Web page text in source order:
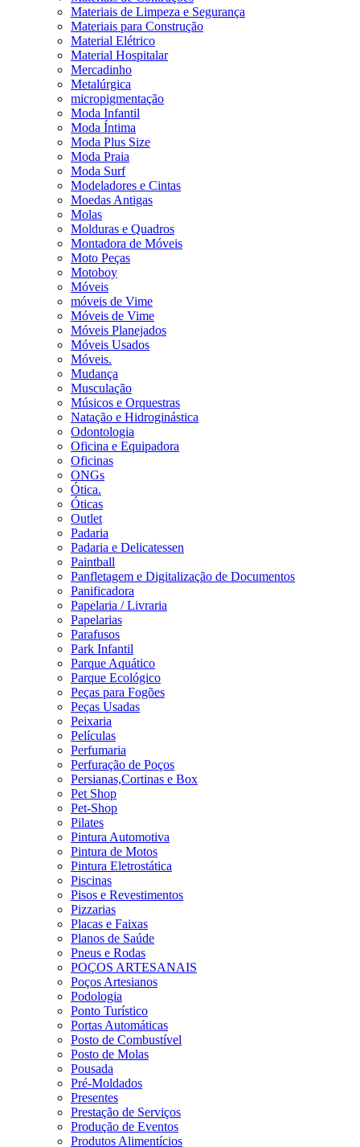
Materiais de Limpeza e Segurança
Materiais para Construção
Material Elétrico
Material Hospitalar
Mercadinho
Metalúrgica
micropigmentação
Moda Infantil
Moda Íntima
Moda Plus Size
Moda Praia
Moda Surf
Modeladores e Cintas
Moedas Antigas
Molas
Molduras e Quadros
Montadora de Móveis
Moto Peças
Motoboy
Móveis
móveis de Vime
Móveis de Vime
Móveis Planejados
Móveis Usados
Móveis.
Mudança
Musculação
Músicos e Orquestras
Natação e Hidroginástica
Odontologia
Oficina e Equipadora
Oficinas
ONGs
Ótica.
Óticas
Outlet
Padaria
Padaria e Delicatessen
Paintball
Panfletagem e Digitalização de Documentos
Panificadora
Papelaria / Livraria
Papelarias
Parafusos
Park Infantil
Parque Aquático
Parque Ecológico
Peças para Fogões
Peças Usadas
Peixaria
Películas
Perfumaria
Perfuração de Poços
Persianas,Cortinas e Box
Pet Shop
Pet-Shop
Pilates
Pintura Automotiva
Pintura de Motos
Pintura Eletrostática
Piscinas
Pisos e Revestimentos
Pizzarias
Placas e Faixas
Planos de Saúde
Pneus e Rodas
POÇOS ARTESANAIS
Poços Artesianos
Podologia
Ponto Turístico
Portas Automáticas
Posto de Combustível
Posto de Molas
Pousada
Pré-Moldados
Presentes
Prestação de Serviços
Produção de Eventos
Produtos Alimentícios